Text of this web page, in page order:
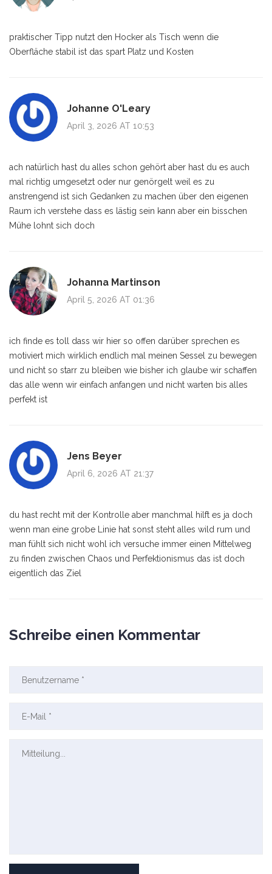
praktischer Tipp nutzt den Hocker als Tisch wenn die
Oberfläche stabil ist das spart Platz und Kosten
Johanne O'Leary
April 3, 2026 AT 10:53
ach natürlich hast du alles schon gehört aber hast du es auch
mal richtig umgesetzt oder nur genörgelt weil es zu
anstrengend ist sich Gedanken zu machen über den eigenen
Raum ich verstehe dass es lästig sein kann aber ein bisschen
Mühe lohnt sich doch
Johanna Martinson
April 5, 2026 AT 01:36
ich finde es toll dass wir hier so offen darüber sprechen es
motiviert mich wirklich endlich mal meinen Sessel zu bewegen
und nicht so starr zu bleiben wie bisher ich glaube wir schaffen
das alle wenn wir einfach anfangen und nicht warten bis alles
perfekt ist
Jens Beyer
April 6, 2026 AT 21:37
du hast recht mit der Kontrolle aber manchmal hilft es ja doch
wenn man eine grobe Linie hat sonst steht alles wild rum und
man fühlt sich nicht wohl ich versuche immer einen Mittelweg
zu finden zwischen Chaos und Perfektionismus das ist doch
eigentlich das Ziel
Schreibe einen Kommentar